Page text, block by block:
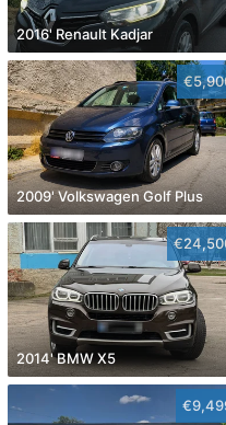
2016' Renault Kadjar
2009' Volkswagen Golf Plus
2014' BMW X5